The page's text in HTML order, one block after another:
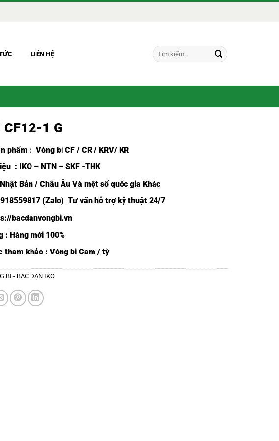
LIÊN HỆ
Tìm
kiếm:
CF12-1 G
phẩm : Vòng bi CF / CR / KRV/ KR
: IKO – NTN – SKF -THK
Bản / Châu Âu Và một số quốc gia Khác
(Zalo) Tư vấn hỗ trợ kỹ thuật 24/7
bacdanvongbi.vn
: Hàng mới 100%
tham khảo : Vòng bi Cam / tỳ
BI - BẠC ĐẠN IKO